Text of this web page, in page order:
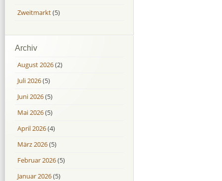
Zweitmarkt(5)
Archiv
August 2026(2)
Juli 2026(5)
Juni 2026(5)
Mai 2026(5)
April 2026(4)
März 2026(5)
Februar 2026(5)
Januar 2026(5)